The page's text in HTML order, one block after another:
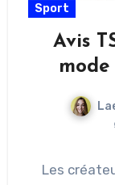
Sport
Avis
Les